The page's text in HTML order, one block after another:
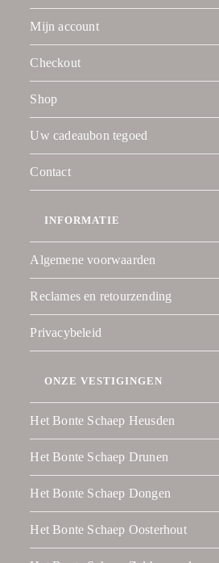
Mijn account
Checkout
Shop
Uw cadeaubon tegoed
Contact
INFORMATIE
Algemene voorwaarden
Reclames en retourzending
Privacybeleid
ONZE VESTIGINGEN
Het Bonte Schaep Heusden
Het Bonte Schaep Drunen
Het Bonte Schaep Dongen
Het Bonte Schaep Oosterhout